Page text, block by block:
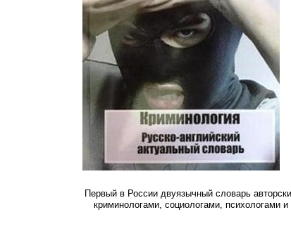
Первый в России двуязычный словарь
криминологами, социологами, психологами